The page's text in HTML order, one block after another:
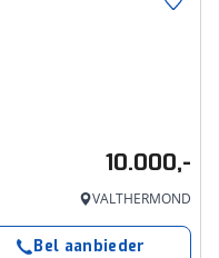
10.000,-
VALTHERMOND
Bel aanbieder